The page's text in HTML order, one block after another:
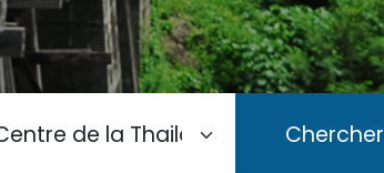
Chercher